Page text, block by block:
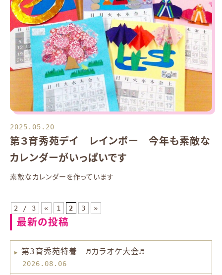
2025.05.20
第３育秀苑デイ レインボー 今年も素敵な
カレンダーがいっぱいです
素敵なカレンダーを作っています
2 / 3 « 1 2 3 »
最新の投稿
第3育秀苑特養 ♬カラオケ大会♬
2026.08.06